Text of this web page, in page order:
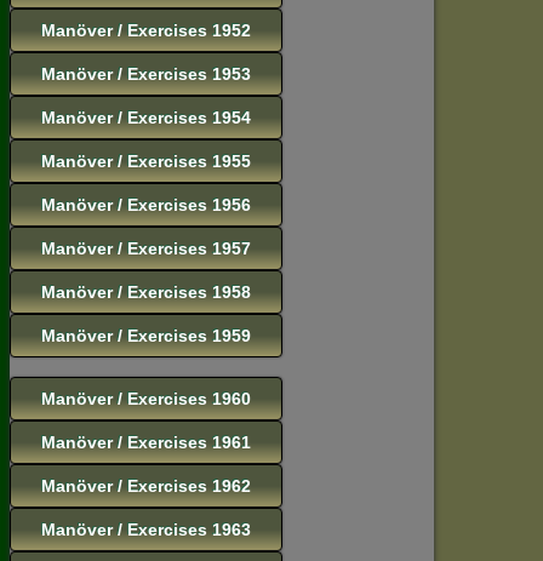
Manöver / Exercises 1952
Manöver / Exercises 1953
Manöver / Exercises 1954
Manöver / Exercises 1955
Manöver / Exercises 1956
Manöver / Exercises 1957
Manöver / Exercises 1958
Manöver / Exercises 1959
Manöver / Exercises 1960
Manöver / Exercises 1961
Manöver / Exercises 1962
Manöver / Exercises 1963